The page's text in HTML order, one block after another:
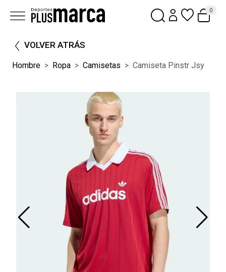
0
VOLVER ATRÁS
Hombre Ropa Camisetas Camiseta Pinstr Jsy